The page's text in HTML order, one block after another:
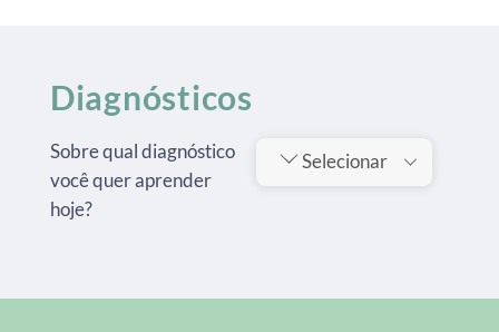
Diagnósticos
Sobre qual diagnóstico
você quer aprender
hoje?
Selecionar